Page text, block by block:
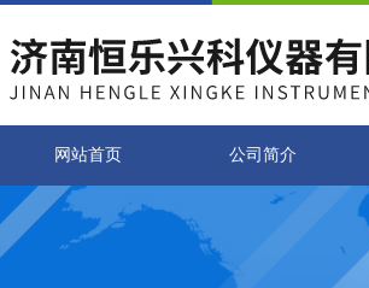
网站首页 公司简介